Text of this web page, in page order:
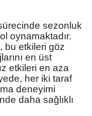
sezonluk
oynamaktadır.
bu etkileri göz
en üst
etkileri en aza
her iki taraf
deneyimi
daha sağlıklı